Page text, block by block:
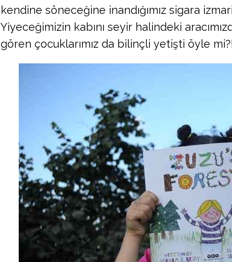
kendine söneceğine inandığımız sigara
Yiyeceğimizin kabını seyir halindeki
gören çocuklarımız da bilinçli yetişti öyle mi?!